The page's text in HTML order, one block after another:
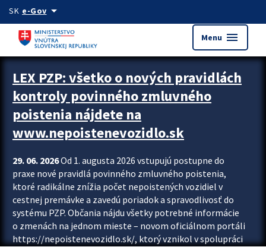
Preskocit na hlavný obsah
SK e-Govarrow_drop_down
Menu menu
Zastavit automatický posun upútavok
LEX PZP: všetko o nových pravidlách
kontroly povinného zmluvného
poistenia nájdete na
www.nepoistenevozidlo.sk
29. 06. 2026Od 1. augusta 2026 vstupujú postupne do
praxe nové pravidlá povinného zmluvného poistenia,
ktoré radikálne znížia počet nepoistených vozidiel v
cestnej premávke a zavedú poriadok a spravodlivosť do
systému PZP. Občania nájdu všetky potrebné informácie
o zmenách na jednom mieste – novom oficiálnom portáli
https://nepoistenevozidlo.sk/, ktorý vznikol v spolupráci